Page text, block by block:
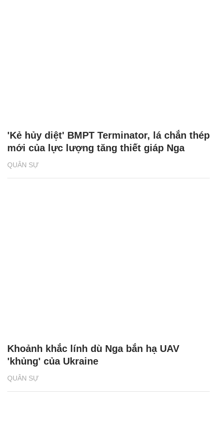
QUÂN SỰ
'Kẻ hủy diệt' BMPT Terminator, lá chắn thép
mới của lực lượng tăng thiết giáp Nga
QUÂN SỰ
Khoảnh khắc lính dù Nga bắn hạ UAV
'khủng' của Ukraine